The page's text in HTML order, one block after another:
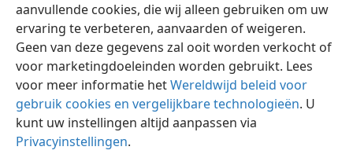
aanvullende cookies, die wij alleen gebruiken om uw
ervaring te verbeteren, aanvaarden of weigeren.
Geen van deze gegevens zal ooit worden verkocht of
voor marketingdoeleinden worden gebruikt. Lees
voor meer informatie hetWereldwijd beleid voor
gebruik cookies en vergelijkbare technologieën. U
kunt uw instellingen altijd aanpassen via
Privacyinstellingen.